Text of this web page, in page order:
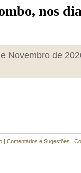
nos
Novembro de
| Comentários e Sugestões |